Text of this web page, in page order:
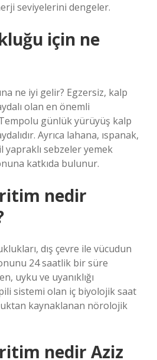
seviyelerini dengeler.
için ne
ne iyi gelir? Egzersiz, kalp
olan en önemli
günlük yürüyüş kalp
Ayrıca lahana, ıspanak,
yapraklı sebzeler yemek
katkıda bulunur.
nedir
dış çevre ile vücudun
24 saatlik bir süre
uyku ve uyanıklığı
sistemi olan iç biyolojik saat
kaynaklanan nörolojik
nedir Aziz